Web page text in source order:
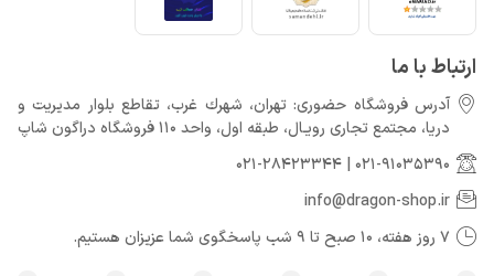
ارتباط با ما
آدرس فروشگاه حضوری: تهران، شهرك غرب، تقاطع بلوار مدیریت و
دريا، مجتمع تجارى رويـال، طبقه اول، واحد 110 فروشگاه دراگون شاپ
021-91035390
021-28423344
info@dragon-shop.ir
7 روز هفته، 10 صبح تا 9 شب پاسخگوی شما عزیزان هستیم.